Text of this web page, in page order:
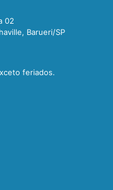
02
Barueri/SP
feriados.